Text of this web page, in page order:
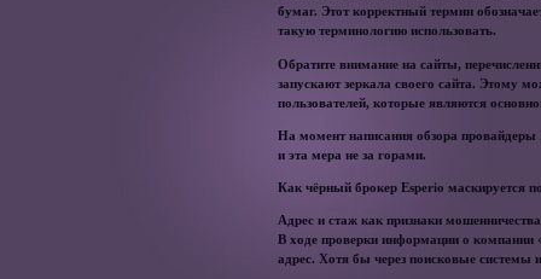
бумаг. Этот корректный термин
такую терминологию использовать.
Обратите внимание на сайты,
запускают зеркала своего сайта. Этому
пользователей, которые являются
На момент написания обзора провайдеры
и эта мера не за горами.
Как чёрный брокер Esperio маскируется
Адрес и стаж как признаки
В ходе проверки информации о компании
адрес. Хотя бы через поисковые системы